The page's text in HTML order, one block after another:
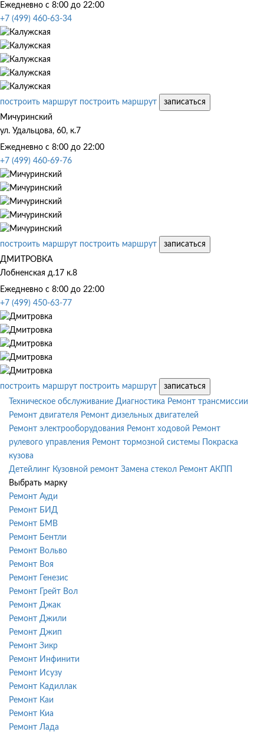
Ежедневно с 8:00 до 22:00
+7 (499) 460-63-34
построить маршрут построить маршрут
записаться
Мичуринский
ул. Удальцова, 60, к.7
Ежедневно с 8:00 до 22:00
+7 (499) 460-69-76
построить маршрут построить маршрут
записаться
ДМИТРОВКА
Лобненская д.17 к.8
Ежедневно с 8:00 до 22:00
+7 (499) 450-63-77
построить маршрут построить маршрут
записаться
Техническое обслуживание Диагностика Ремонт трансмиссии
Ремонт двигателя Ремонт дизельных двигателей
Ремонт электрооборудования Ремонт ходовой Ремонт
рулевого управления Ремонт тормозной системы
Покраска
кузова
Детейлинг Кузовной ремонт Замена стекол Ремонт АКПП
Выбрать марку
Ремонт Ауди
Ремонт БИД
Ремонт БМВ
Ремонт Бентли
Ремонт Вольво
Ремонт Воя
Ремонт Генезис
Ремонт Грейт Вол
Ремонт Джак
Ремонт Джили
Ремонт Джип
Ремонт Зикр
Ремонт Инфинити
Ремонт Исузу
Ремонт Кадиллак
Ремонт Каи
Ремонт Киа
Ремонт Лада